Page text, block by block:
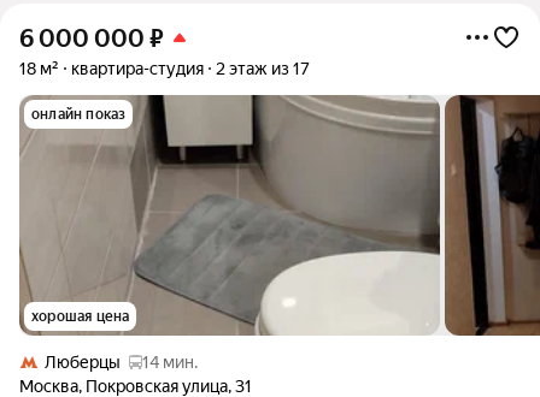
6 000 000 ₽
18 м² квартира-студия 2 этаж из 17
онлайн показ
хорошая цена
Люберцы
14 мин.
Москва, Покровская улица,31